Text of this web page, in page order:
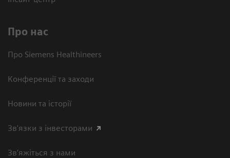
Про нас
Про Siemens Healthineers
Конференції та заходи
Новини та історії
Зв'язки з інвесторами
Зв’яжіться з нами